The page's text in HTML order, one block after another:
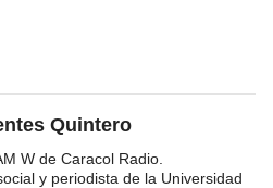
Quintero
W de Caracol Radio.
y periodista de la Universidad